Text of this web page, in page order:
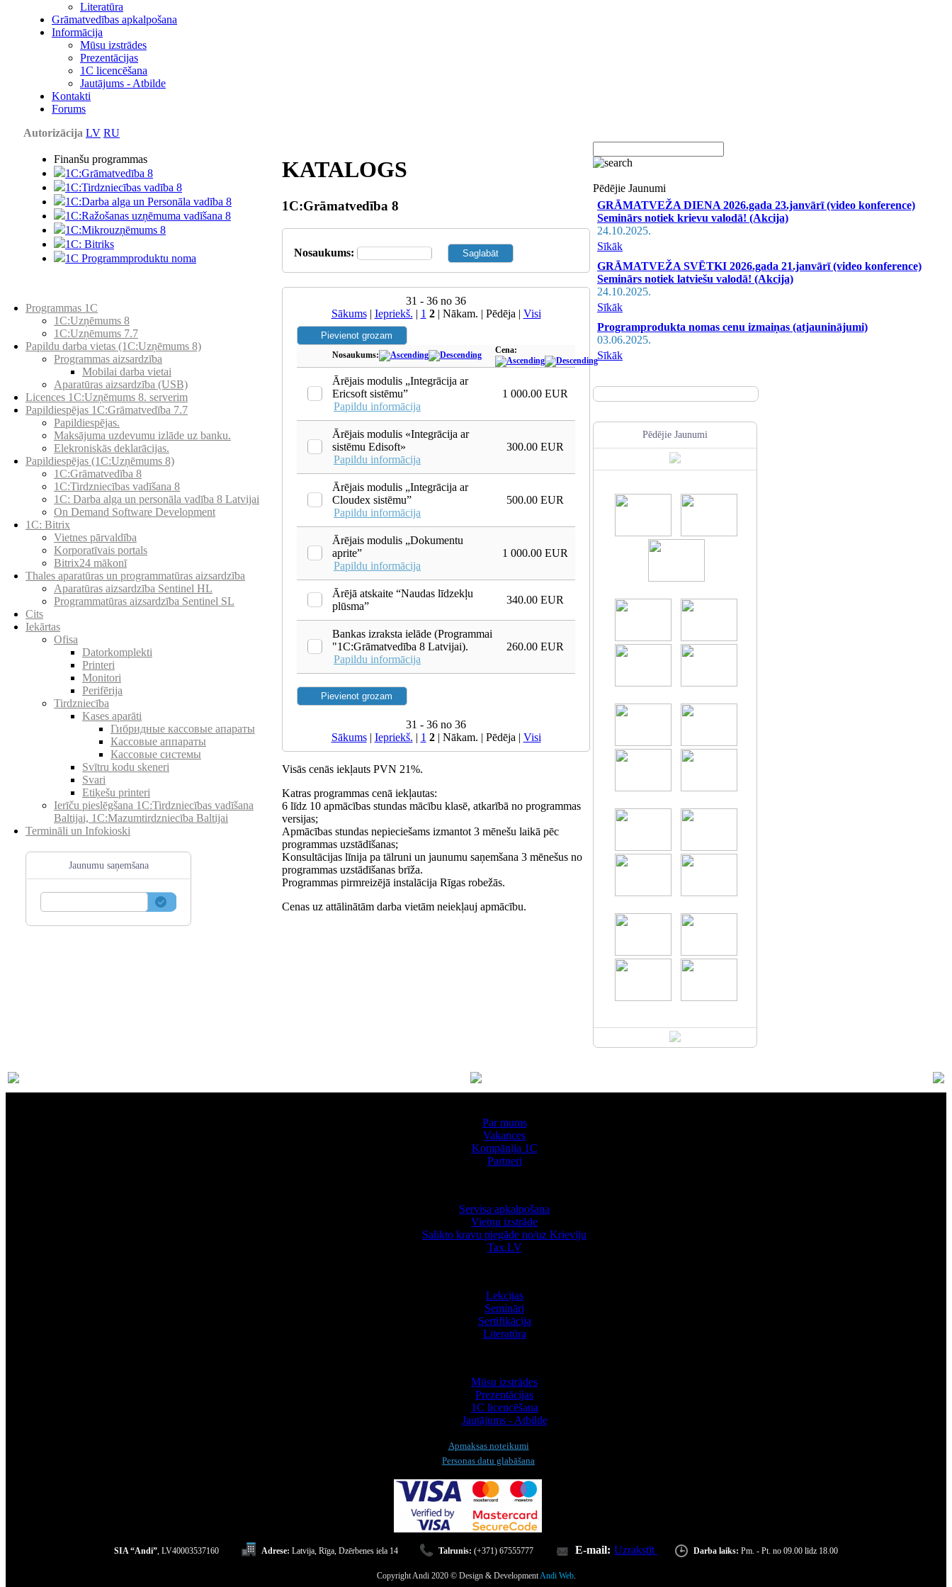
Literatūra
Grāmatvedības apkalpošana
Informācija
Mūsu izstrādes
Prezentācijas
1С licencēšana
Jautājums - Atbilde
Kontakti
Forums
Autorizācija LV RU
Finanšu programmas
1C:Grāmatvedība 8
1C:Tirdzniecības vadība 8
1C:Darba alga un Personāla vadība 8
1C:Ražošanas uzņēmuma vadīšana 8
1С:Мikrouzņēmums 8
1C: Bitriks
1C Programmproduktu noma
Programmas 1C
1C:Uzņēmums 8
1C:Uzņēmums 7.7
Papildu darba vietas (1C:Uzņēmums 8)
Programmas aizsardzība
Mobilai darba vietai
Aparatūras aizsardzība (USB)
Licences 1C:Uzņēmums 8. serverim
Papildiespējas 1C:Grāmatvedība 7.7
Papildiespējas.
Maksājuma uzdevumu izlāde uz banku.
Elekroniskās deklarācijas.
Papildiespējas (1C:Uzņēmums 8)
1C:Grāmatvedība 8
1C:Tirdzniecības vadīšana 8
1С: Darba alga un personāla vadība 8 Latvijai
On Demand Software Development
1C: Bitrix
Vietnes pārvaldība
Korporatīvais portals
Bitrix24 mākonī
Thales aparatūras un programmatūras aizsardzība
Aparatūras aizsardzība Sentinel HL
Programmatūras aizsardzība Sentinel SL
Cits
Iekārtas
Ofisa
Datorkomplekti
Printeri
Monitori
Perifērija
Tirdzniecība
Kases aparāti
Гибридные кассовые апараты
Кассовые аппараты
Кассовые системы
Svītru kodu skeneri
Svari
Etiķešu printeri
Ierīču pieslēgšana 1C:Tirdzniecības vadīšana
Baltijai, 1C:Mazumtirdzniecība Baltijai
Termināli un Infokioski
Jaunumu saņemšana
KATALOGS
1C:Grāmatvedība 8
Nosaukums:
31 - 36 no 36
Sākums| Iepriekš. | 1 2| Nākam. | Pēdēja | Visi
Nosaukums: Cena:
Ārējais modulis „Integrācija ar
Ericsoft sistēmu”
Papildu informācija
1 000.00 EUR
Ārējais modulis «Integrācija ar
sistēmu Edisoft»
Papildu informācija
300.00 EUR
Ārējais modulis „Integrācija ar
Cloudex sistēmu”
Papildu informācija
500.00 EUR
Ārējais modulis „Dokumentu
aprite”
Papildu informācija
1 000.00 EUR
Ārējā atskaite “Naudas līdzekļu
plūsma”
340.00 EUR
Bankas izraksta ielāde (Programmai
"1С:Grāmatvedība 8 Latvijai).
Papildu informācija
260.00 EUR
31 - 36 no 36
Sākums| Iepriekš. | 1 2| Nākam. | Pēdēja | Visi
Visās cenās iekļauts PVN 21%.
Katras programmas cenā iekļautas:
6 līdz 10 apmācības stundas mācību klasē, atkarībā no programmas
versijas;
Apmācības stundas nepieciešams izmantot 3 mēnešu laikā pēc
programmas uzstādīšanas;
Konsultācijas līnija pa tālruni un jaunumu saņemšana 3 mēnešus no
programmas uzstādīšanas brīža.
Programmas pirmreizējā instalācija Rīgas robežās.
Cenas uz attālinātām darba vietām neiekļauj apmācību.
Pēdējie Jaunumi
GRĀMATVEŽA DIENA 2026.gada 23.janvārī (video konference)
Seminārs notiek krievu valodā! (Akcija)
24.10.2025.
Sīkāk
GRĀMATVEŽA SVĒTKI 2026.gada 21.janvārī (video konference)
Seminārs notiek latviešu valodā! (Akcija)
24.10.2025.
Sīkāk
Programprodukta nomas cenu izmaiņas (atjauninājumi)
03.06.2025.
Sīkāk
Pēdējie Jaunumi
Par mums
Vakances
Kompānija 1С
Partneri
Servisa apkalpošana
Vietņu izstrāde
Salikto kravu piegāde no/uz Krieviju
Tax.LV
Lekcijas
Semināri
Sertifikācija
Literatūra
Mūsu izstrādes
Prezentācijas
1С licencēšana
Jautājums - Atbilde
Apmaksas noteikumi
Personas datu glabāšana
SIA “Andi”, LV40003537160 Adrese: Latvija, Rīga, Dzērbenes iela 14 Talrunis: (+371) 67555777 E-mail: Uzrakstīt Darba laiks: Pm. - Pt. no 09.00 līdz 18.00
Copyright Andi 2020 © Design & DevelopmentAndi Web.